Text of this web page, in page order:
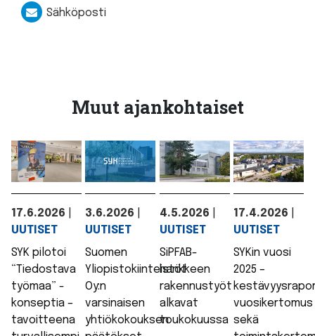
Sähköposti
Muut ajankohtaiset
17.6.2026
UUTISET
SYK pilotoi
“Tiedostava
työmaa” -
konseptia –
tavoitteena
3.6.2026
UUTISET
Suomen
Yliopistokiinteistöt
Oy:n
varsinaisen
yhtiökokouksen
4.5.2026
UUTISET
SiPFAB-
hankkeen
rakennustyöt
alkavat
toukokuussa
17.4.2026
UUTISET
SYKin vuosi
2025 –
vuosikertomus
sekä